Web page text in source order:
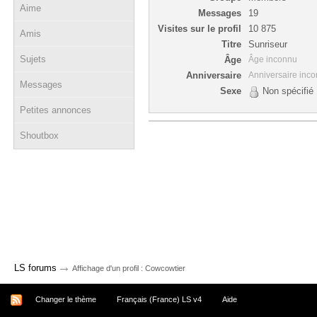
Aime
Amis
Sujets
Messages
Petites annonces
Shoutbox
Messages
19
Visites sur le profil
10 875
Titre
Sunriseur
Âge
Âge inconnu
Anniversaire Anniversaire
Sexe Non spécifié
LS forums → Affichage d'un profil : Cowcowtier
Changer le thème Français (France) LS v4 Aide